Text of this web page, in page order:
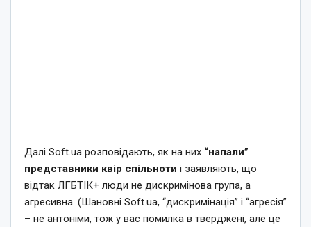
Далі Soft.ua розповідають, як на них “напали”
представники квір спільноти і заявляють, що
відтак ЛГБТІК+ люди не дискримінова група, а
агресивна. (Шановні Soft.ua, “дискримінація” і “агресія”
– не антоніми, тож у вас помилка в тверджені, але це